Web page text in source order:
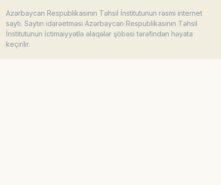
Azərbaycan Respublikasının Təhsil İnstitutunun rəsmi internet
saytı. Saytın idarəetməsi Azərbaycan Respublikasının Təhsil
İnstitutunun İctimaiyyətlə əlaqələr şöbəsi tərəfindən həyata
keçirilir.